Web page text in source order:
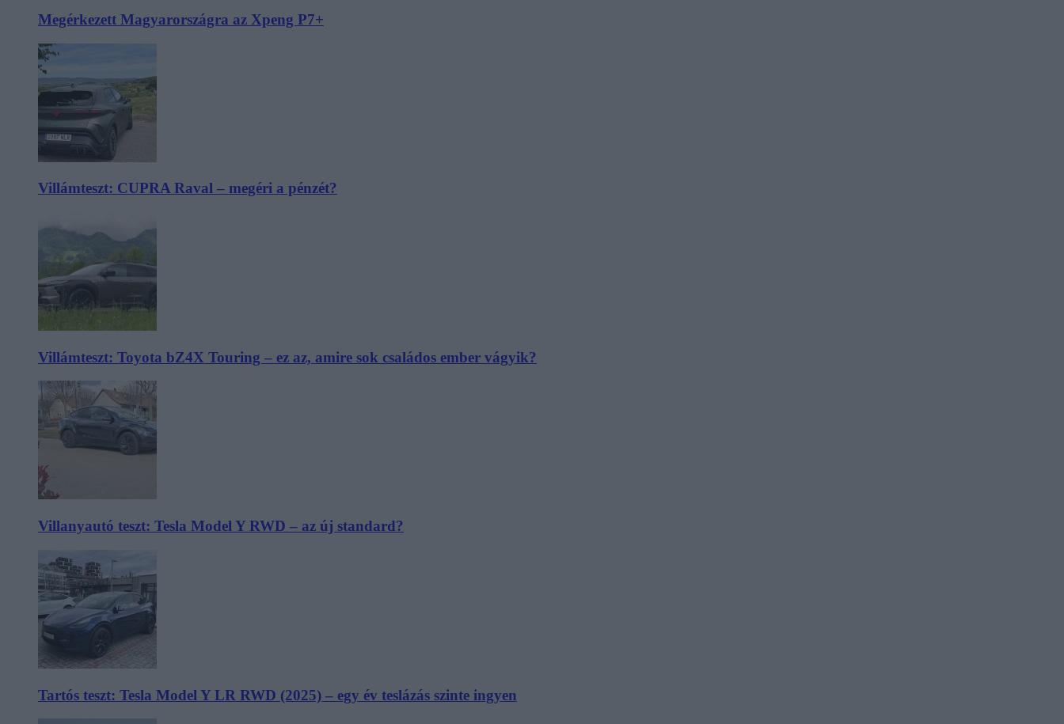
Megérkezett Magyarországra az Xpeng P7+
Villámteszt: CUPRA Raval – megéri a pénzét?
Villámteszt: Toyota bZ4X Touring – ez az, amire sok családos ember vágyik?
Villanyautó teszt: Tesla Model Y RWD – az új standard?
Tartós teszt: Tesla Model Y LR RWD (2025) – egy év teslázás szinte ingyen